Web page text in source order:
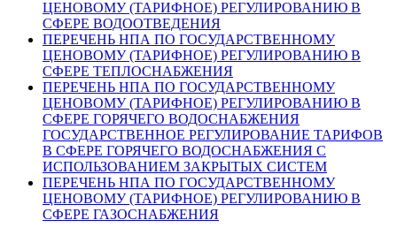
ЦЕНОВОМУ (ТАРИФНОЕ) РЕГУЛИРОВАНИЮ В
СФЕРЕ ВОДООТВЕДЕНИЯ
ПЕРЕЧЕНЬ НПА ПО ГОСУДАРСТВЕННОМУ
ЦЕНОВОМУ (ТАРИФНОЕ) РЕГУЛИРОВАНИЮ В
СФЕРЕ ТЕПЛОСНАБЖЕНИЯ
ПЕРЕЧЕНЬ НПА ПО ГОСУДАРСТВЕННОМУ
ЦЕНОВОМУ (ТАРИФНОЕ) РЕГУЛИРОВАНИЮ В
СФЕРЕ ГОРЯЧЕГО ВОДОСНАБЖЕНИЯ
ГОСУДАРСТВЕННОЕ РЕГУЛИРОВАНИЕ ТАРИФОВ
В СФЕРЕ ГОРЯЧЕГО ВОДОСНАБЖЕНИЯ С
ИСПОЛЬЗОВАНИЕМ ЗАКРЫТЫХ СИСТЕМ
ПЕРЕЧЕНЬ НПА ПО ГОСУДАРСТВЕННОМУ
ЦЕНОВОМУ (ТАРИФНОЕ) РЕГУЛИРОВАНИЮ В
СФЕРЕ ГАЗОСНАБЖЕНИЯ